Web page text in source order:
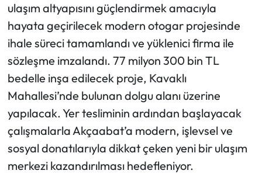
ulaşım altyapısını güçlendirmek amacıyla
hayata geçirilecek modern otogar projesinde
ihale süreci tamamlandı ve yüklenici firma ile
sözleşme imzalandı. 77 milyon 300 bin TL
bedelle inşa edilecek proje, Kavaklı
Mahallesi’nde bulunan dolgu alanı üzerine
yapılacak. Yer tesliminin ardından başlayacak
çalışmalarla Akçaabat’a modern, işlevsel ve
sosyal donatılarıyla dikkat çeken yeni bir ulaşım
merkezi kazandırılması hedefleniyor.
Ekonomi
Turizm
Teknoloji